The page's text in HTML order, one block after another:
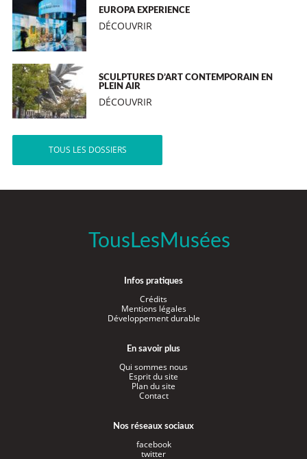
EUROPA EXPERIENCE
DÉCOUVRIR
SCULPTURES D’ART CONTEMPORAIN EN
PLEIN AIR
DÉCOUVRIR
TOUS LES DOSSIERS
TousLesMusées
Infos pratiques
Crédits
Mentions légales
Développement durable
En savoir plus
Qui sommes nous
Esprit du site
Plan du site
Contact
Nos réseaux sociaux
facebook
twitter